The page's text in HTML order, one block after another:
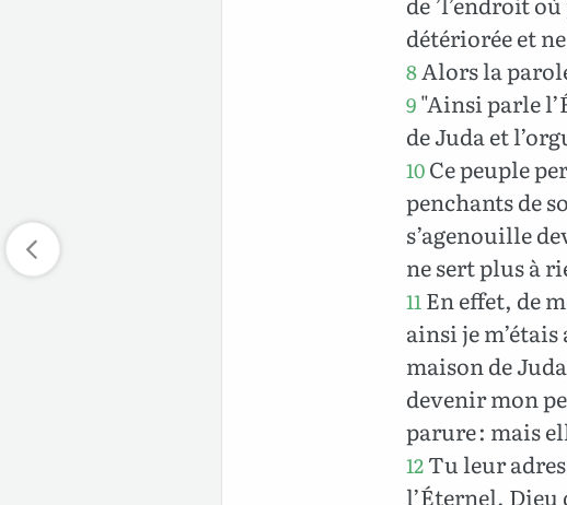
détériorée et
8Alors la
9"Ainsi parle
de Juda et
10Ce peuple
penchants de
s’agenouille
ne sert plus à
11En effet, de
ainsi je
maison de
devenir mon
parure : mais
12Tu leur
l’Éternel, Dieu